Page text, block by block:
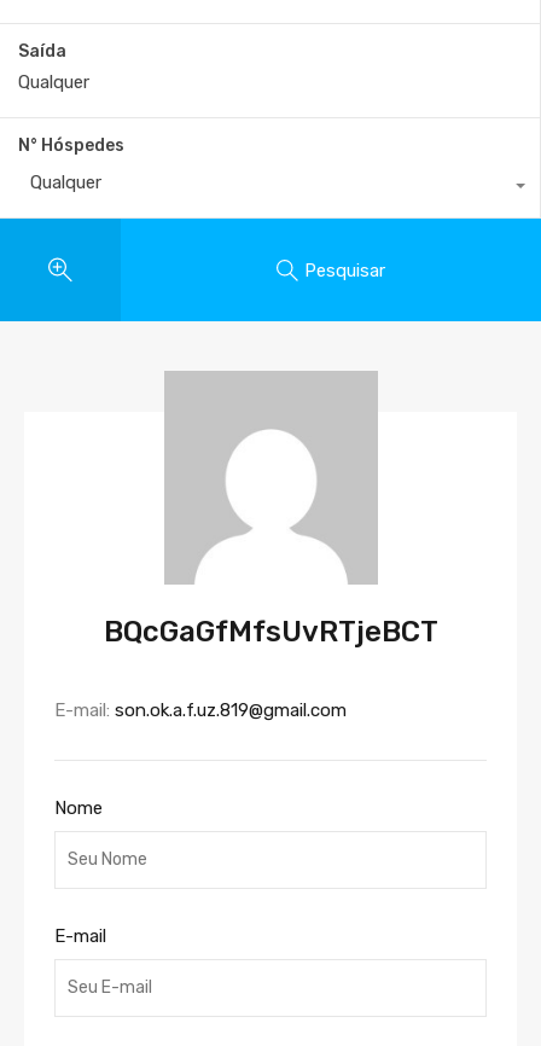
Saída
N° Hóspedes
Qualquer
Pesquisar
BQcGaGfMfsUvRTjeBCT
E-mail: son.ok.a.f.uz.819@gmail.com
Nome
E-mail